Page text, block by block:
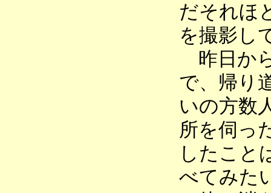
だそれほ
を撮影し
昨日か
で、帰り
いの方数
所を伺っ
したこと
べてみた